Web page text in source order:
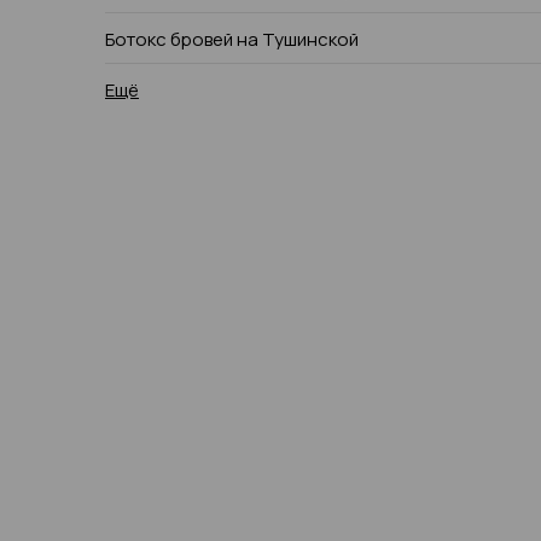
Ботокс бровей на Тушинской
Ещё